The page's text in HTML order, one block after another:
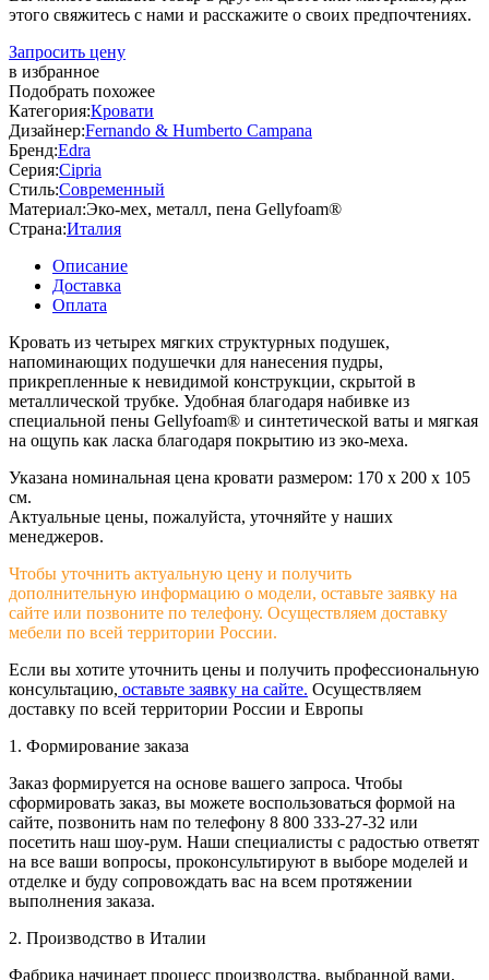
этого свяжитесь с нами и расскажите о своих предпочтениях.
Запросить цену
в избранное
Подобрать похожее
Категория:Кровати
Дизайнер:Fernando & Humberto Campana
Бренд:Edra
Серия:Cipria
Стиль:Современный
Материал:Эко-мех, металл, пена Gellyfoam®
Страна:Италия
Описание
Доставка
Оплата
Кровать из четырех мягких структурных подушек,
напоминающих подушечки для нанесения пудры,
прикрепленные к невидимой конструкции, скрытой в
металлической трубке. Удобная благодаря набивке из
специальной пены Gellyfoam® и синтетической ваты и мягкая
на ощупь как ласка благодаря покрытию из эко-меха.
Указана номинальная цена кровати размером: 170 х 200 х 105
см.
Актуальные цены, пожалуйста, уточняйте у наших
менеджеров.
Чтобы уточнить актуальную цену и получить
дополнительную информацию о модели, оставьте заявку на
сайте или позвоните по телефону. Осуществляем доставку
мебели по всей территории России.
Если вы хотите уточнить цены и получить профессиональную
консультацию, оставьте заявку на сайте. Осуществляем
доставку по всей территории России и Европы
1. Формирование заказа
Заказ формируется на основе вашего запроса. Чтобы
сформировать заказ, вы можете воспользоваться формой на
сайте, позвонить нам по телефону 8 800 333-27-32 или
посетить наш шоу-рум. Наши специалисты с радостью ответят
на все ваши вопросы, проконсультируют в выборе моделей и
отделке и буду сопровождать вас на всем протяжении
выполнения заказа.
2. Производство в Италии
Фабрика начинает процесс производства, выбранной вами,